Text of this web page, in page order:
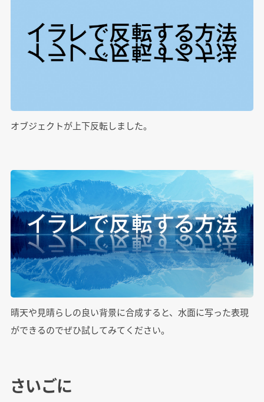
オブジェクトが上下反転しました。
晴天や見晴らしの良い背景に合成すると、水面に写った表現
ができるのでぜひ試してみてください。
さいごに